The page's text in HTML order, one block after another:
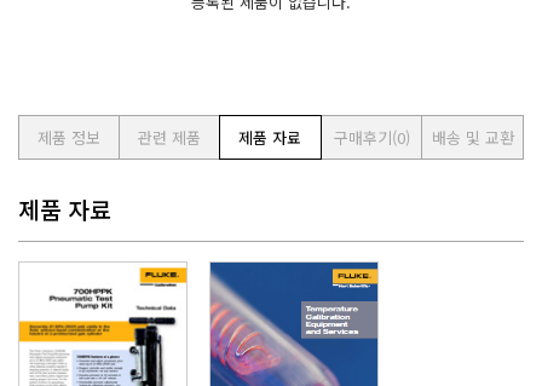
제품 정보 관련 제품 제품 자료 구매후기(0) 배송 및 교환
제품 자료